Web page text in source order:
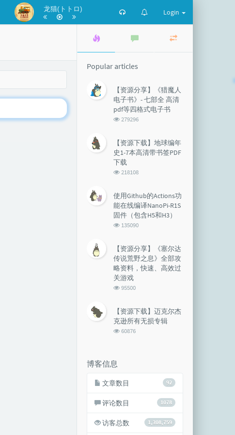
龙猫(トトロ) Login
comments
Popular articles
【资源分享】《猎魔人
电子书》- 七部全 高清
pdf等四格式电子书
浏
数:
279296
【资源下载】地球编年
史1-7本高清带书签PDF
下载
浏
数:
218108
使用Github的Actions功
能在线编译NanoPi-R1S
固件（包含H5和H3）
浏
数:
135090
【资源分享】《塞尔达
传说荒野之息》全部攻
略资料，快速、高效过
关游戏
浏
数:
95500
【资源下载】迈克尔杰
克逊所有无损专辑
浏
60876
博客信息
92
文章数目
1078
评论数目
1,308,759
访客总数